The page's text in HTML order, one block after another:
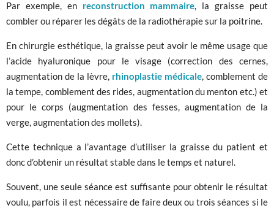
Par exemple, en reconstruction mammaire, la graisse peut
combler ou réparer les dégâts de la radiothérapie sur la poitrine.
En chirurgie esthétique, la graisse peut avoir le même usage que
l’acide hyaluronique pour le visage (correction des cernes,
augmentation de la lèvre, rhinoplastie médicale, comblement de
la tempe, comblement des rides, augmentation du menton etc.) et
pour le corps (augmentation des fesses, augmentation de la
verge, augmentation des mollets).
Cette technique a l’avantage d’utiliser la graisse du patient et
donc d’obtenir un résultat stable dans le temps et naturel.
Souvent, une seule séance est suffisante pour obtenir le résultat
voulu, parfois il est nécessaire de faire deux ou trois séances si le